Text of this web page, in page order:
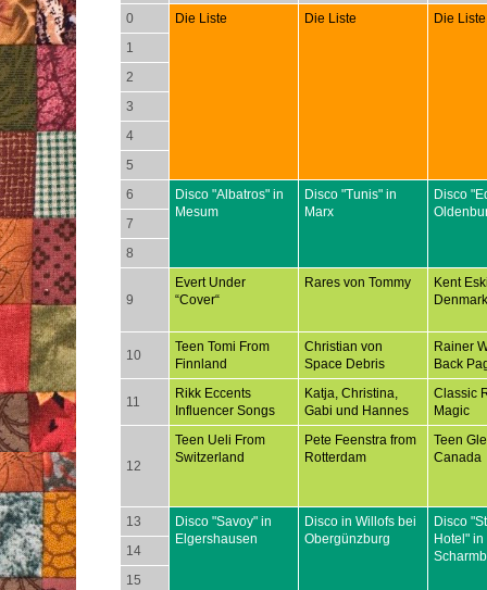
0 Die Liste Die Liste
Die Liste
1
2
3
4
5
6
Disco "Albatros" in
Mesum
Disco "Tunis" in
Marx
Disco
7
8
9
Evert Under
“Cover“
Rares von Tommy
Kent
Denmark
10
Teen Tomi From
Finnland
Christian von
Space Debris
Rainer
Back
11
Rikk Eccents
Influencer Songs
Katja, Christina,
Gabi und Hannes
Classic
Magic
12
Teen Ueli From
Switzerland
Pete Feenstra from
Rotterdam
Teen
Canada
13
Disco "Savoy" in
Elgershausen
Disco in Willofs bei
Obergünzburg
Disco
Hotel"
14
15